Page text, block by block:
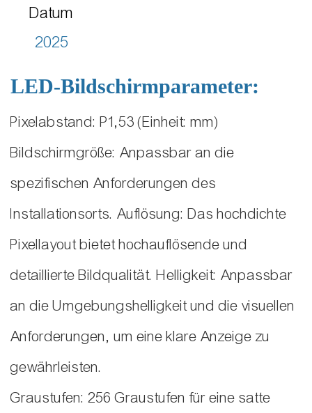
Datum
2025
LED-Bildschirmparameter:
Pixelabstand: P1,53 (Einheit: mm)
Bildschirmgröße: Anpassbar an die
spezifischen Anforderungen des
Installationsorts. Auflösung: Das hochdichte
Pixellayout bietet hochauflösende und
detaillierte Bildqualität. Helligkeit: Anpassbar
an die Umgebungshelligkeit und die visuellen
Anforderungen, um eine klare Anzeige zu
gewährleisten.
Graustufen: 256 Graustufen für eine satte